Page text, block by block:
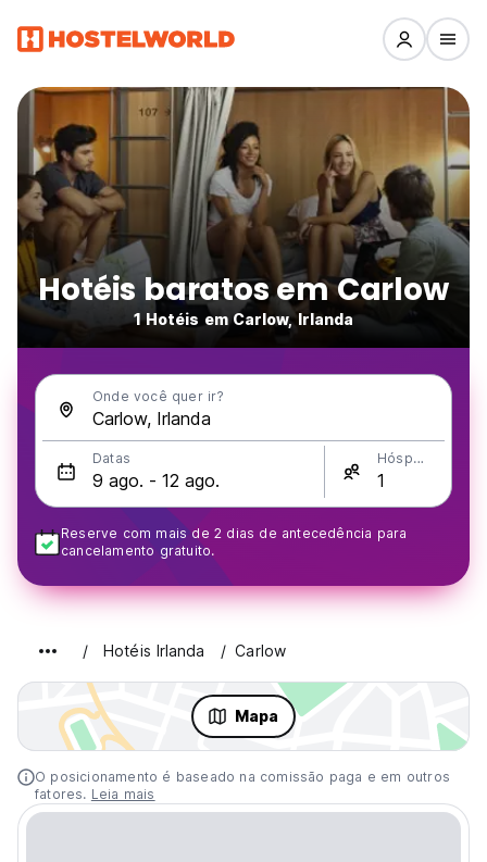
Hotéis baratos em Carlow
1 Hotéis em Carlow, Irlanda
Onde você quer ir?
Datas Hóspedes
Reserve com mais de 2 dias de antecedência para
cancelamento gratuito.
Hotéis Irlanda Carlow
Mapa
O posicionamento é baseado na comissão paga e em outros
fatores. Leia mais